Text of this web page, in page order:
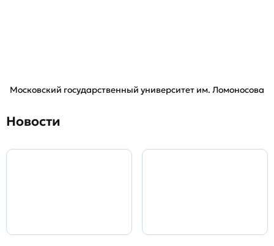
Московский государственный университет им. Ломоносова
Новости